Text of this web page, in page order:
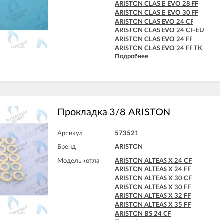
ARISTON CLAS X SYSTEM 28 FF
ARISTON CLAS X SYSTEM 32 FF
ARISTON EGIS PLUS 24 CF
ARISTON EGIS PLUS 24 CF-EU
ARISTON EGIS PLUS 24 FF
ARISTON GENIA MAXI 24/60 BFFI
ARISTON GENIA MAXI 24/60 BI
ARISTON GENUS 35 FF
ARISTON GENUS 36 FF
ARISTON GENUS EVO 24 FF
ARISTON GENUS EVO 30 CF
ARISTON GENUS EVO 32 FF
ARISTON GENUS EVO 35 FF
ARISTON GENUS X 24 CF
ARISTON GENUS X 24 FF
ARISTON GENUS X 30 CF
ARISTON GENUS X 30 FF
ARISTON GENUS X 32 FF
ARISTON CLAS B EVO 28 FF
ARISTON CLAS B EVO 30 FF
ARISTON CLAS EVO 24 CF
ARISTON CLAS EVO 24 CF-EU
ARISTON CLAS EVO 24 FF
ARISTON CLAS EVO 24 FF TK
ARISTON CLAS EVO 28 CF
ARISTON CLAS EVO SYSTEM 32 FF
Подробнее
Прокладка 3/8 ARISTON
Артикул 573521
Бренд ARISTON
Модель котла
ARISTON ALTEAS X 24 CF
ARISTON ALTEAS X 24 FF
ARISTON ALTEAS X 30 CF
ARISTON ALTEAS X 30 FF
ARISTON ALTEAS X 32 FF
ARISTON ALTEAS X 35 FF
ARISTON BS 24 CF